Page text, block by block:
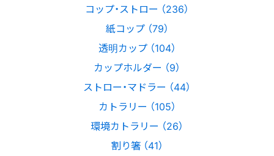
コップ・ストロー （236）
紙コップ （79）
透明カップ （104）
カップホルダー （9）
ストロー・マドラー （44）
カトラリー （105）
環境カトラリー （26）
割り箸 （41）